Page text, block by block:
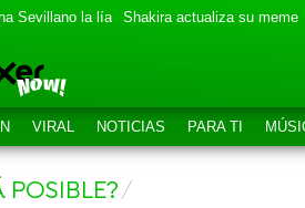
Sevillano la lía Shakira actualiza su meme
VIRAL NOTICIAS PARA TI
POSIBLE?